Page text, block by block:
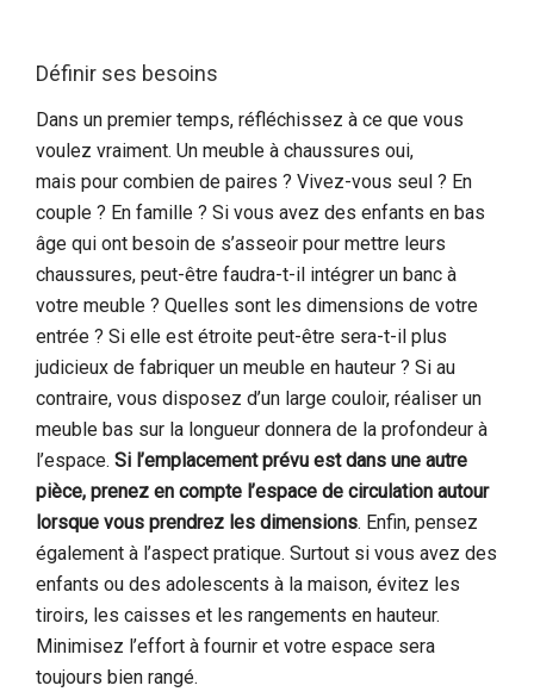
Définir ses besoins
Dans un premier temps, réfléchissez à ce que vous
voulez vraiment. Un meuble à chaussures oui,
mais pour combien de paires ? Vivez-vous seul ? En
couple ? En famille ? Si vous avez des enfants en bas
âge qui ont besoin de s’asseoir pour mettre leurs
chaussures, peut-être faudra-t-il intégrer un banc à
votre meuble ? Quelles sont les dimensions de votre
entrée ? Si elle est étroite peut-être sera-t-il plus
judicieux de fabriquer un meuble en hauteur ? Si au
contraire, vous disposez d’un large couloir, réaliser un
meuble bas sur la longueur donnera de la profondeur à
l’espace. Si l’emplacement prévu est dans une autre
pièce, prenez en compte l’espace de circulation autour
lorsque vous prendrez les dimensions. Enfin, pensez
également à l’aspect pratique. Surtout si vous avez des
enfants ou des adolescents à la maison, évitez les
tiroirs, les caisses et les rangements en hauteur.
Minimisez l’effort à fournir et votre espace sera
toujours bien rangé.